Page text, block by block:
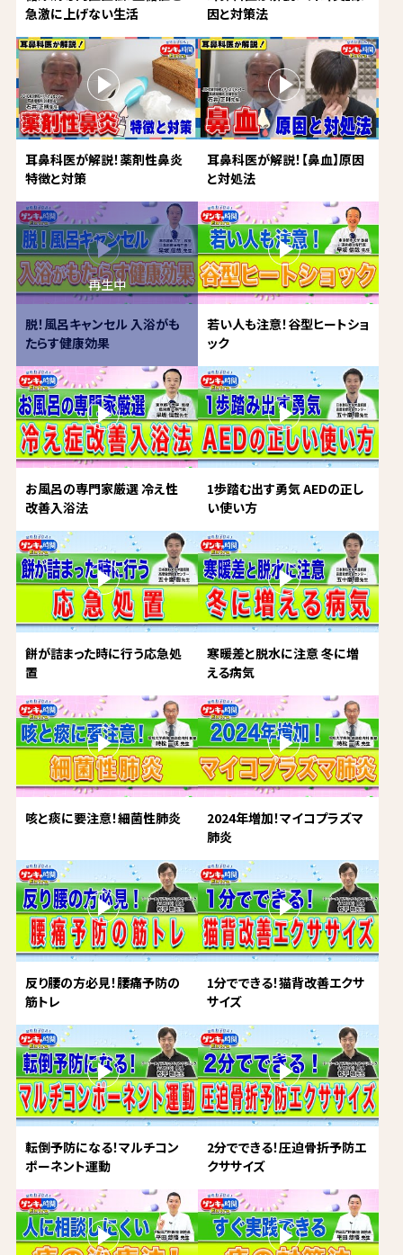
急激に上げない生活
因と対策法
耳鼻科医が解説！薬剤性鼻炎
特徴と対策
耳鼻科医が解説！【鼻血】原因
と対処法
脱！風呂キャンセル 入浴がも
たらす健康効果
若い人も注意！谷型ヒートショ
ック
お風呂の専門家厳選 冷え性
改善入浴法
1歩踏む出す勇気 AEDの正し
い使い方
餅が詰まった時に行う応急処
置
寒暖差と脱水に注意 冬に増
える病気
咳と痰に要注意！細菌性肺炎
2024年増加！マイコプラズマ
肺炎
反り腰の方必見！腰痛予防の
筋トレ
1分でできる！猫背改善エクサ
サイズ
転倒予防になる！マルチコン
ポーネント運動
2分でできる！圧迫骨折予防エ
クササイズ